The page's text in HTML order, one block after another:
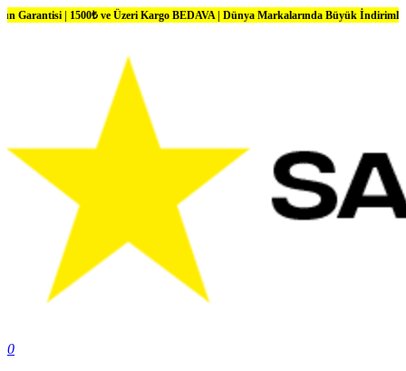
ve Üzeri Kargo BEDAVA | Dünya Markalarında Büyük İndirimler
0